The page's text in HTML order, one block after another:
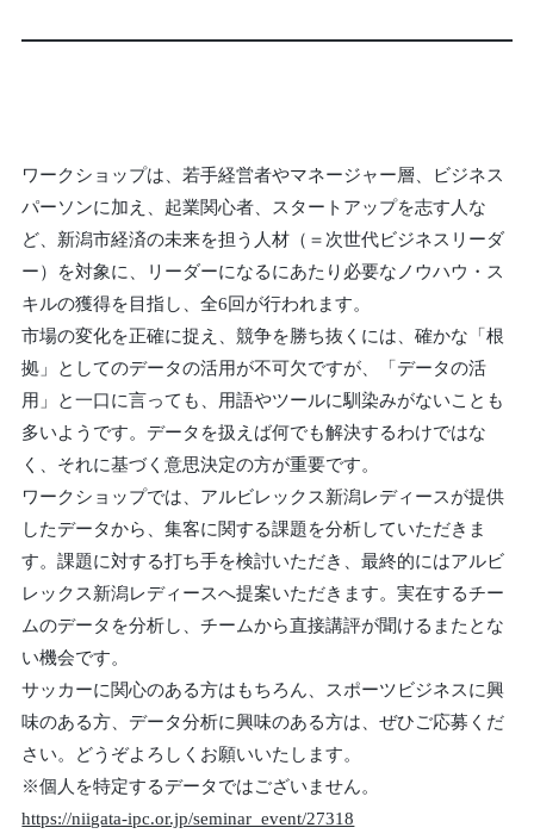
ワークショップは、若手経営者やマネージャー層、ビジネス
パーソンに加え、起業関心者、スタートアップを志す人な
ど、新潟市経済の未来を担う人材（＝次世代ビジネスリーダ
ー）を対象に、リーダーになるにあたり必要なノウハウ・ス
キルの獲得を目指し、全6回が行われます。
市場の変化を正確に捉え、競争を勝ち抜くには、確かな「根
拠」としてのデータの活用が不可欠ですが、「データの活
用」と一口に言っても、用語やツールに馴染みがないことも
多いようです。データを扱えば何でも解決するわけではな
く、それに基づく意思決定の方が重要です。
ワークショップでは、アルビレックス新潟レディースが提供
したデータから、集客に関する課題を分析していただきま
す。課題に対する打ち手を検討いただき、最終的にはアルビ
レックス新潟レディースへ提案いただきます。実在するチー
ムのデータを分析し、チームから直接講評が聞けるまたとな
い機会です。
サッカーに関心のある方はもちろん、スポーツビジネスに興
味のある方、データ分析に興味のある方は、ぜひご応募くだ
さい。どうぞよろしくお願いいたします。
※個人を特定するデータではございません。
https://niigata-ipc.or.jp/seminar_event/27318